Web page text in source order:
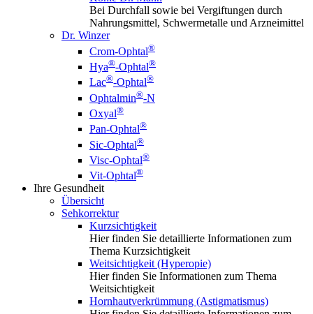
Bei Durchfall sowie bei Vergiftungen durch
Nahrungsmittel, Schwermetalle und Arzneimittel
Dr. Winzer
Crom-Ophtal®
Hya®-Ophtal®
Lac®-Ophtal®
Ophtalmin®-N
Oxyal®
Pan-Ophtal®
Sic-Ophtal®
Visc-Ophtal®
Vit-Ophtal®
Ihre Gesundheit
Übersicht
Sehkorrektur
Kurzsichtigkeit
Hier finden Sie detaillierte Informationen zum
Thema Kurzsichtigkeit
Weitsichtigkeit (Hyperopie)
Hier finden Sie Informationen zum Thema
Weitsichtigkeit
Hornhautverkrümmung (Astigmatismus)